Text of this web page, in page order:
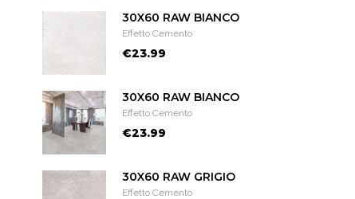
30X60 RAW BIANCO
Effetto Cemento
€23.99
30X60 RAW BIANCO
Effetto Cemento
€23.99
30X60 RAW GRIGIO
Effetto Cemento